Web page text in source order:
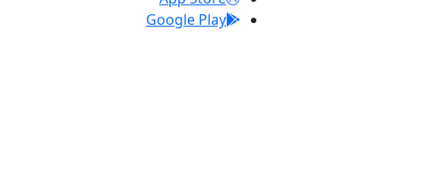
Google Play